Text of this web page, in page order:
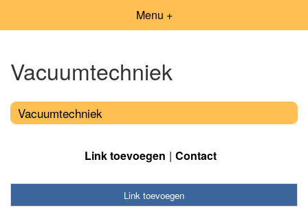
Menu +
Vacuumtechniek
Vacuumtechniek
Link toevoegen Contact
Link toevoegen